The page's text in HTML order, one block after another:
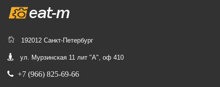
192012 Санкт-Петербург
ул. Мурзинская 11 лит "А", оф 410
+7 (966) 825-69-66